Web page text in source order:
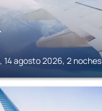
14 agosto 2026, 2 noches